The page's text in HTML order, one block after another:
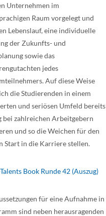
Unternehmen im
Raum vorgelegt und
Lebenslauf, eine individuelle
der Zukunfts- und
sowie das
jedes
Auf diese Weise
die Studierenden in einem
und seriösen Umfeld bereits
bei zahlreichen Arbeitgebern
und so die Weichen für den
Start in die Karriere stellen.
Book Runde 42 (Auszug)
für eine Aufnahme in
sind neben herausragenden